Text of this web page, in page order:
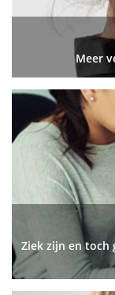
Meer
Ziek zijn en toch